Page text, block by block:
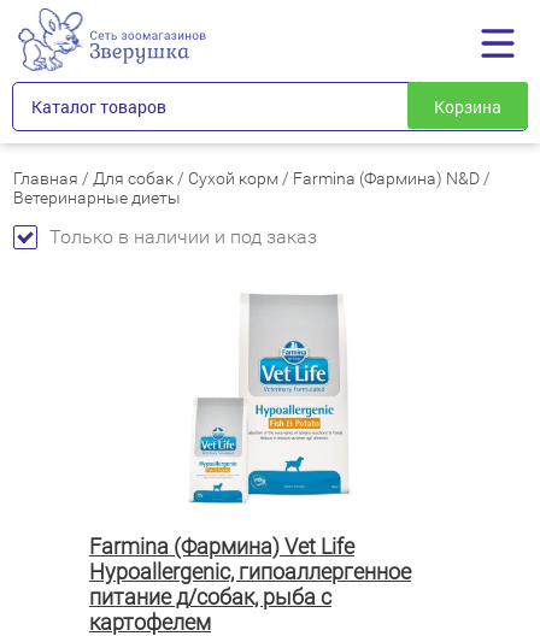
Каталог товаров Корзина
Главная / Для собак / Сухой корм / Farmina (Фармина) N&D /
Ветеринарные диеты
Только в наличии и под заказ
Farmina (Фармина) Vet Life
Hypoallergenic, гипоаллергенное
питание д/собак, рыба с
картофелем